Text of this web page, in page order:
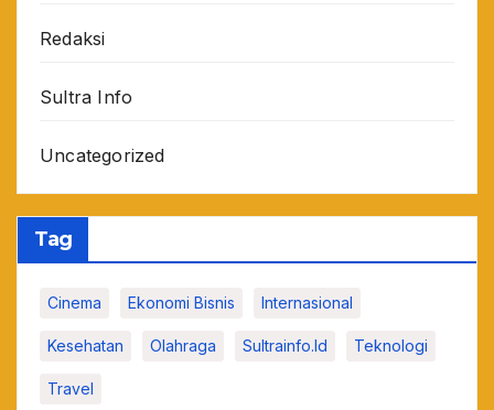
Redaksi
Sultra Info
Uncategorized
Tag
Cinema Ekonomi Bisnis Internasional
Kesehatan Olahraga Sultrainfo.id Teknologi
Travel